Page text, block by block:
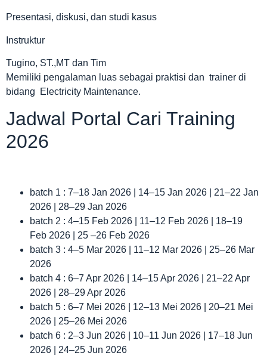
Presentasi, diskusi, dan studi kasus
Instruktur
Tugino, ST.,MT dan Tim
Memiliki pengalaman luas sebagai praktisi dan trainer di
bidang Electricity Maintenance.
Jadwal Portal Cari Training
2026
batch 1 : 7–18 Jan 2026 | 14–15 Jan 2026 | 21–22 Jan
2026 | 28–29 Jan 2026
batch 2 : 4–15 Feb 2026 | 11–12 Feb 2026 | 18–19
Feb 2026 | 25 –26 Feb 2026
batch 3 : 4–5 Mar 2026 | 11–12 Mar 2026 | 25–26 Mar
2026
batch 4 : 6–7 Apr 2026 | 14–15 Apr 2026 | 21–22 Apr
2026 | 28–29 Apr 2026
batch 5 : 6–7 Mei 2026 | 12–13 Mei 2026 | 20–21 Mei
2026 | 25–26 Mei 2026
batch 6 : 2–3 Jun 2026 | 10–11 Jun 2026 | 17–18 Jun
2026 | 24–25 Jun 2026